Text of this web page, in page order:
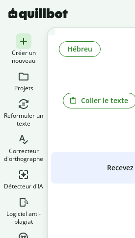
Créer un
nouveau
Projets
Reformuler un
texte
Correcteur
d'orthographe
Détecteur d'IA
Logiciel anti-
plagiat
Coller le texte
Hébreu